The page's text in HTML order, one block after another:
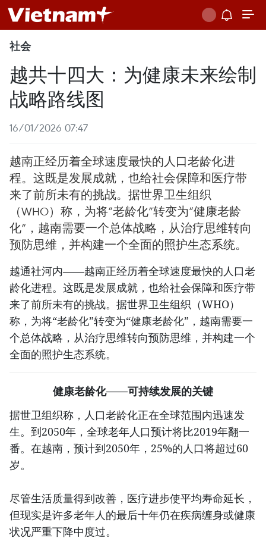
社会
越共十四大：为健康未来绘制
战略路线图
16/01/2026 07:47
越南正经历着全球速度最快的人口老龄化进
程。这既是发展成就，也给社会保障和医疗带
来了前所未有的挑战。据世界卫生组织
（WHO）称，为将“老龄化”转变为“健康老龄
化”，越南需要一个总体战略，从治疗思维转向
预防思维，并构建一个全面的照护生态系统。
越通社河内——越南正经历着全球速度最快的人口老
龄化进程。这既是发展成就，也给社会保障和医疗带
来了前所未有的挑战。据世界卫生组织（WHO）
称，为将“老龄化”转变为“健康老龄化”，越南需要一
个总体战略，从治疗思维转向预防思维，并构建一个
全面的照护生态系统。
健康老龄化——可持续发展的关键
据世卫组织称，人口老龄化正在全球范围内迅速发
生。到2050年，全球老年人口预计将比2019年翻一
番。在越南，预计到2050年，25%的人口将超过60
岁。
尽管生活质量得到改善，医疗进步使平均寿命延长，
但现实是许多老年人的最后十年仍在疾病缠身或健康
状况严重下降中度过。